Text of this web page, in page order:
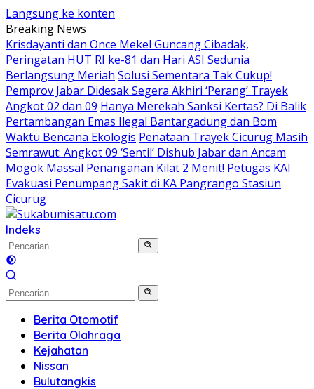
Langsung ke konten
Breaking News
Krisdayanti dan Once Mekel Guncang Cibadak,
Peringatan HUT RI ke-81 dan Hari ASI Sedunia
Berlangsung Meriah Solusi Sementara Tak Cukup!
Pemprov Jabar Didesak Segera Akhiri ‘Perang’ Trayek
Angkot 02 dan 09 Hanya Merekah Sanksi Kertas? Di Balik
Pertambangan Emas Ilegal Bantargadung dan Bom
Waktu Bencana Ekologis Penataan Trayek Cicurug Masih
Semrawut: Angkot 09 ‘Sentil’ Dishub Jabar dan Ancam
Mogok Massal Penanganan Kilat 2 Menit! Petugas KAI
Evakuasi Penumpang Sakit di KA Pangrango Stasiun
Cicurug
Indeks
Berita Otomotif
Berita Olahraga
Kejahatan
Nissan
Bulutangkis